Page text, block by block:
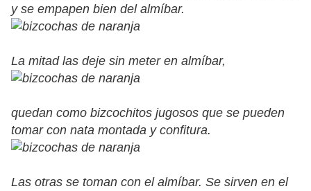
y se empapen bien del almíbar.
La mitad las deje sin meter en almíbar,
quedan como bizcochitos jugosos que se pueden
tomar con nata montada y confitura.
Las otras se toman con el almíbar. Se sirven en el